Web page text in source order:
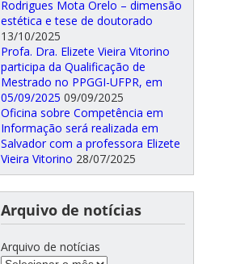
Rodrigues Mota Orelo – dimensão
estética e tese de doutorado
13/10/2025
Profa. Dra. Elizete Vieira Vitorino
participa da Qualificação de
Mestrado no PPGGI-UFPR, em
05/09/2025 09/09/2025
Oficina sobre Competência em
Informação será realizada em
Salvador com a professora Elizete
Vieira Vitorino 28/07/2025
Arquivo de notícias
Arquivo de notícias